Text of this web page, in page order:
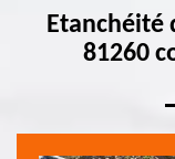
Etanchéité
81260